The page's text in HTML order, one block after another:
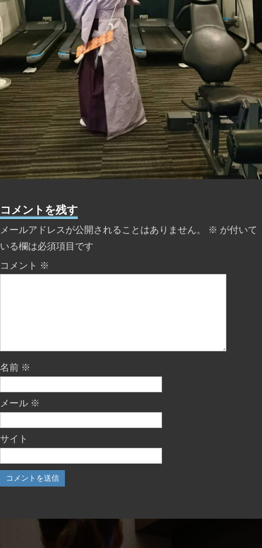
コメントを残す
メールアドレスが公開されることはありません。 ※ が付いて
いる欄は必須項目です
コメント ※
名前 ※
メール ※
サイト